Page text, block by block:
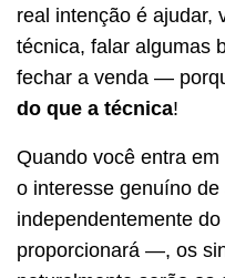
real intenção é ajudar,
técnica, falar algumas
fechar a venda —
do que a técnica!
Quando você entra
o interesse genuíno
independentemente
proporcionará —, os